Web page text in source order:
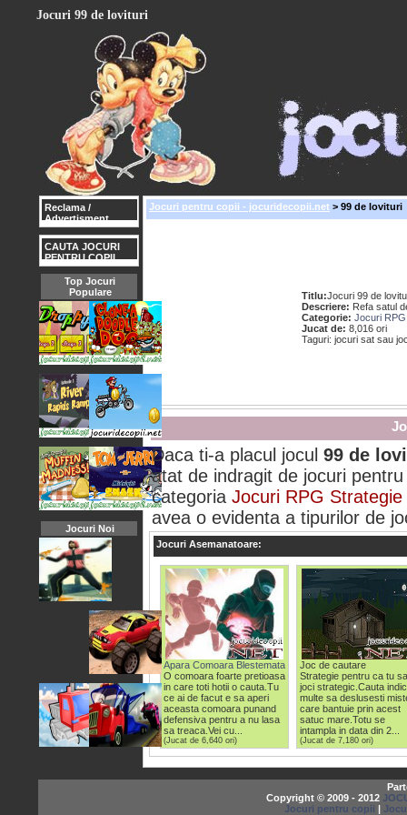
Jocuri 99 de lovituri
Reclama /
Advertisment
CAUTA JOCURI
PENTRU COPII
Top Jocuri
Populare
Jocuri Noi
Jocuri pentru copii - jocuridecopii.net > 99 de lovituri
Titlu:Jocuri 99 de
Descriere: Refa satul
Categorie: Jocuri
Jucat de: 8,016 ori
Taguri: jocuri sat sau
Daca ti-a placul jocul 99 de
atat de indragit de jocuri
categoria Jocuri RPG Strategie
avea o evidenta a tipurilor de
Jocuri Asemanatoare:
Apara Comoara Blestemata
O comoara foarte pretioasa
in care toti hotii o cauta.Tu
ce ai de facut e sa aperi
aceasta comoara punand
defensiva pentru a nu lasa
sa treaca.Vei cu...
(Jucat de 6,640 ori)
Joc de cautare
Strategie pentru ca tu sa
joci strategic.Cauta
multe sa deslusesti
care bantuie prin acest
satuc mare.Totu se
intampla in data din 2...
(Jucat de 7,180 ori)
Copyright © 2009 - 2012
Jocuri pentru copii |